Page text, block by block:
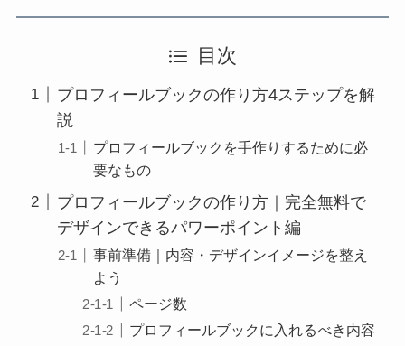
目次
プロフィールブックの作り方4ステップを解
説
プロフィールブックを手作りするために必
要なもの
プロフィールブックの作り方｜完全無料で
デザインできるパワーポイント編
事前準備｜内容・デザインイメージを整え
よう
ページ数
プロフィールブックに入れるべき内容